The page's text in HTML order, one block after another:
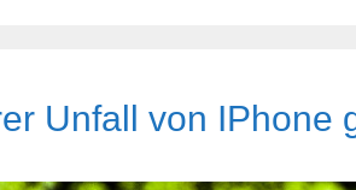
Unfall von IPhone